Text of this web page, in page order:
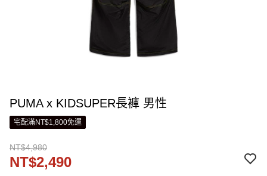
PUMA x KIDSUPER長褲 男性
宅配滿NT$1,800免運
NT$4,980
NT$2,490